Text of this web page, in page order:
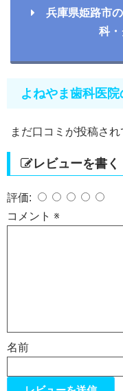
兵庫県姫路市
科
よねやま歯科医
まだ口コミが投稿され
レビューを書く
コメント ※
名前
評価: